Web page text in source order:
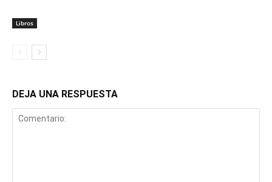
Libros
DEJA UNA RESPUESTA